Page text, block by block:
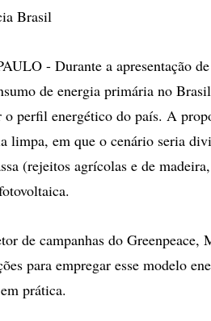
Brasil
- Durante a apresentação
de energia primária no
o perfil energético do país. A
limpa, em que o cenário seria
(rejeitos agrícolas e de
de campanhas do
para empregar esse modelo
prática.